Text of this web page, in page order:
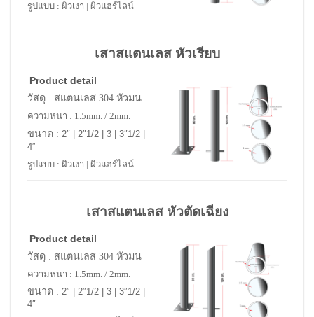
รูปแบบ : ผิวเงา | ผิวแฮร์ไลน์
เสาสแตนเลส หัวเรียบ
Product detail
วัสดุ : สแตนเลส 304 หัวมน
ความหนา : 1.5mm. / 2mm.
ขนาด : 2″ | 2″1/2 | 3 | 3″1/2 |
4″
รูปแบบ : ผิวเงา | ผิวแฮร์ไลน์
เสาสแตนเลส หัวตัดเฉียง
Product detail
วัสดุ : สแตนเลส 304 หัวมน
ความหนา : 1.5mm. / 2mm.
ขนาด : 2″ | 2″1/2 | 3 | 3″1/2 |
4″